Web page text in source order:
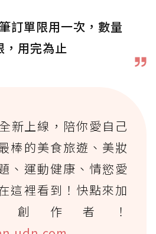
訂單限用一次，數量
，用完為止
全新上線，陪你愛自己
棒的美食旅遊、美妝
、運動健康、情慾愛
這裡看到！快點來加
創作者！